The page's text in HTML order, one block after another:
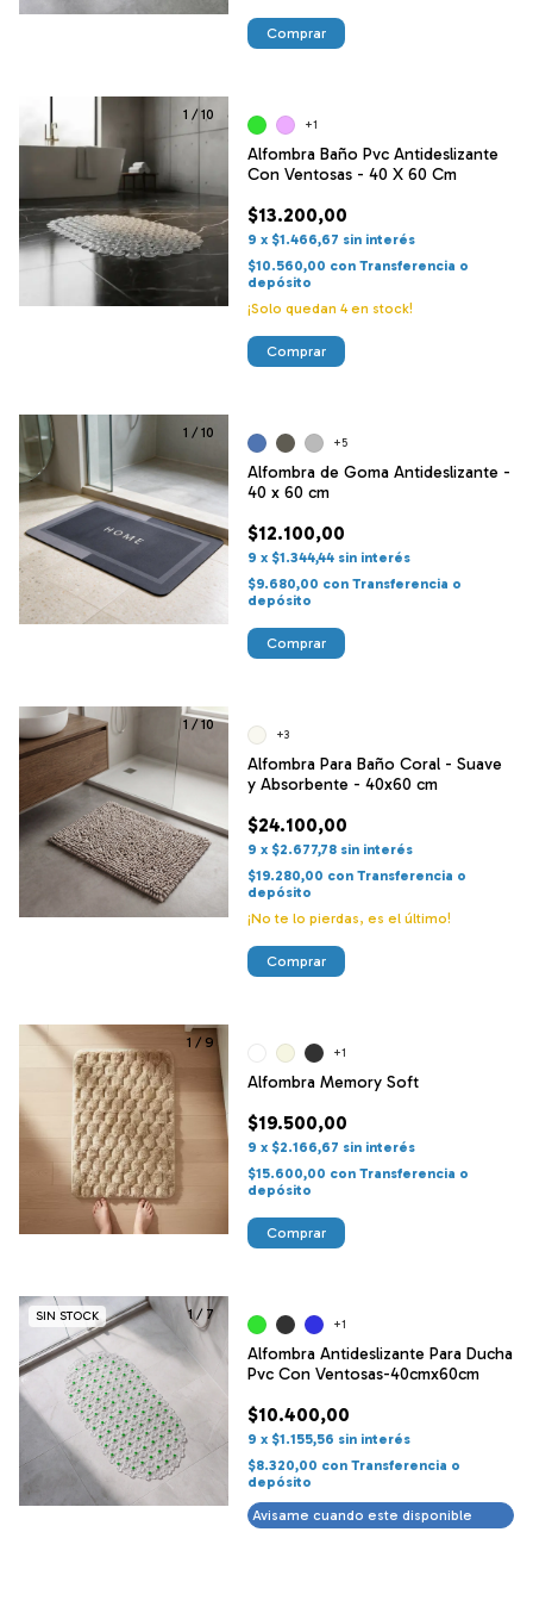
Comprar
1 / 10
Alfombra Baño Pvc Antideslizante
Con Ventosas - 40 X 60 Cm
$13.200,00
9 x $1.466,67 sin interés
$10.560,00 con Transferencia o
depósito
¡Solo quedan 4en stock!
+1
Comprar
1 / 10
Alfombra de Goma Antideslizante -
40 x 60 cm
$12.100,00
9 x $1.344,44 sin interés
$9.680,00 con Transferencia o
depósito
+5
Comprar
1 / 10
Alfombra Para Baño Coral - Suave
y Absorbente - 40x60 cm
$24.100,00
9 x $2.677,78 sin interés
$19.280,00 con Transferencia o
depósito
¡No te lo pierdas, es el último!
+3
Comprar
1 /9
Alfombra Memory Soft
$19.500,00
9 x $2.166,67 sin interés
$15.600,00 con Transferencia o
depósito
+1
Comprar
1/ 7
SIN STOCK
Alfombra Antideslizante Para Ducha
Pvc Con Ventosas-40cmx60cm
$10.400,00
9 x $1.155,56 sin interés
$8.320,00 con Transferencia o
depósito
+1
Avisame cuando este disponible